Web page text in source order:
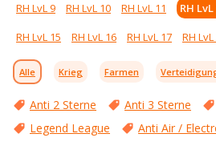
RH LvL 9
RH LvL 10 RH LvL 11 RH LvL
RH LvL 15
RH LvL 16 RH LvL 17 RH
Alle Krieg Farmen
Anti 2 Sterne Anti 3 Sterne
Legend League
Anti Air /